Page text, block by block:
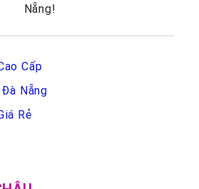
Nẵng!
Cấp
Nẵng
Rẻ